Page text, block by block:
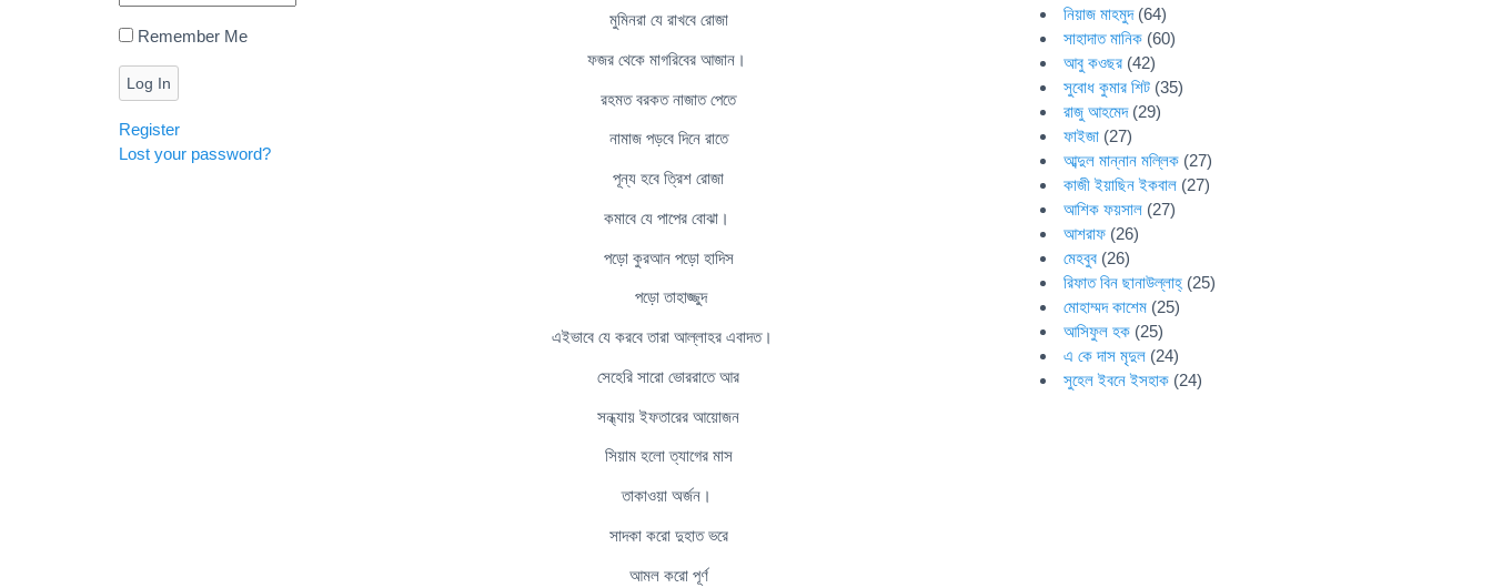
মুমিনরা যে রাখবে রোজা
ফজর থেকে মাগরিবের আজান।
রহমত বরকত নাজাত পেতে
নামাজ পড়বে দিনে রাতে
পূন্য হবে ত্রিশ রোজা
কমাবে যে পাপের বোঝা।
পড়ো কুরআন পড়ো হাদিস
পড়ো তাহাজ্জুদ
এইভাবে যে করবে তারা আল্লাহর এবাদত।
সেহেরি সারো ভোররাতে আর
সন্ধ্যায় ইফতারের আয়োজন
সিয়াম হলো ত্যাগের মাস
তাকাওয়া অর্জন।
সাদকা করো দুহাত ভরে
আমল করো পূর্ণ
Remember Me
Log In
Register
Lost your password?
নিয়াজ মাহমুদ(64)
সাহাদাত মানিক (60)
আবু কওছর (42)
সুবোধ কুমার শিট (35)
রাজু আহমেদ(29)
ফাইজা (27)
আব্দুল মান্নান মল্লিক (27)
কাজী ইয়াছিন ইকবাল (27)
আশিক ফয়সাল (27)
আশরাফ (26)
মেহবুব (26)
রিফাত বিন ছানাউল্লাহ্ (25)
মোহাম্মদ কাশেম (25)
আসিফুল হক (25)
এ কে দাস মৃদুল (24)
সুহেল ইবনে ইসহাক (24)